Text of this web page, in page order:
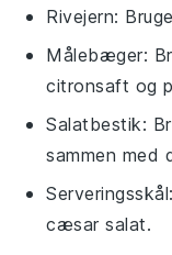
Rivejern:
Målebæger:
citronsaft og
Salatbestik:
sammen med
Serveringsskål
cæsar salat.